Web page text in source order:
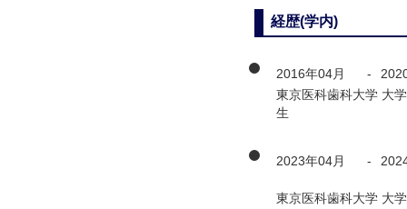
経歴(学内)
2016年04月 -
東京医科歯科大学 大
生
2023年04月 -
東京医科歯科大学 大